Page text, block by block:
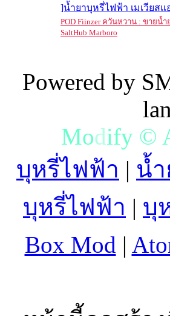
]น้ำยาบุหรี่ไฟฟ้า เมเวียสแ
POD Fiinzer ควันหวาน : ขายน้
SaltHub Marboro
Powered by
Modify ©
บุหรี่ไฟฟ้า | น้
บุหรี่ไฟฟ้า | บุ
Box Mod |